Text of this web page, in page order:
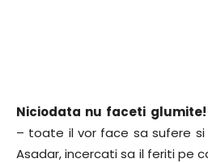
Niciodata nu faceti glumite!
– toate il vor face sa sufere si
Asadar, incercati sa il feriti pe